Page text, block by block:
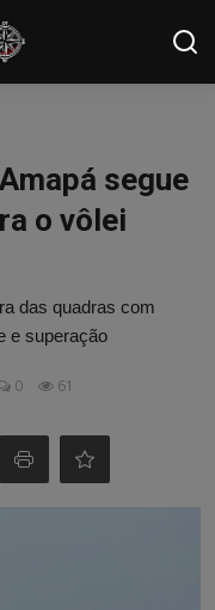
segue
o vôlei
das quadras com
e superação
0 61